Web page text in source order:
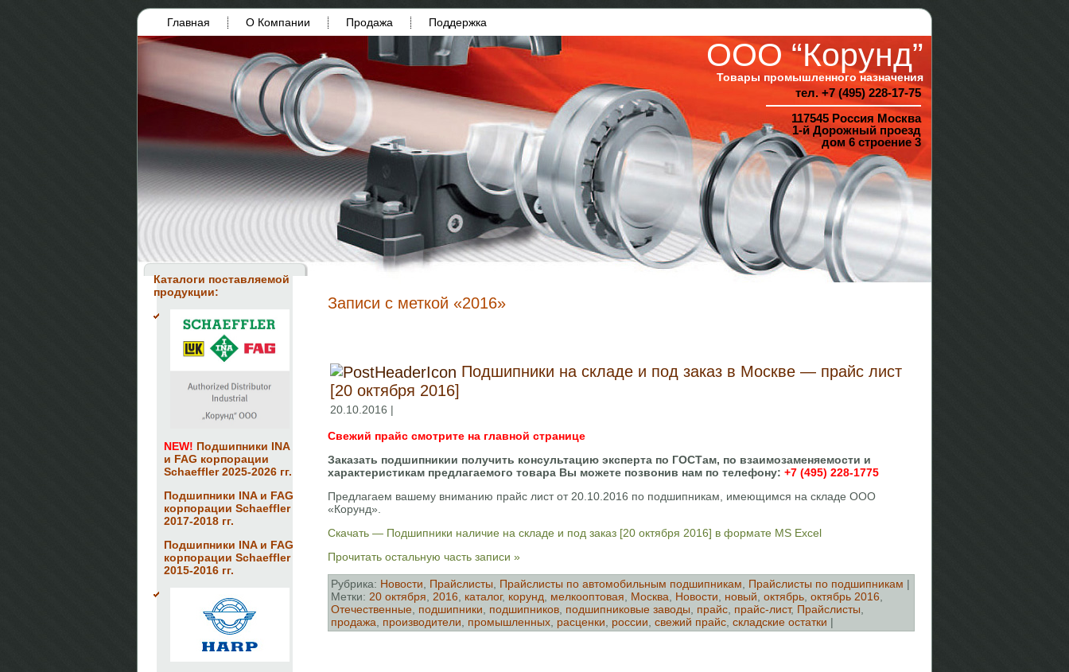
Главная О Компании Продажа Поддержка
ООО “Корунд”
Товары промышленного назначения
тел. +7 (495) 228-17-75
117545 Россия Москва
1-й Дорожный проезд
дом 6 строение 3
Каталоги поставляемой
продукции:
NEW! Подшипники INA
и FAG корпорации
Schaeffler 2025-2026 гг.
Подшипники INA и FAG
корпорации Schaeffler
2017-2018 гг.
Подшипники INA и FAG
корпорации Schaeffler
2015-2016 гг.
Записи с меткой «2016»
Подшипники на складе и под заказ в Москве — прайс лист
[20 октября 2016]
20.10.2016 |
Свежий прайс смотрите на главной странице
Заказать подшипникии получить консультацию эксперта по ГОСТам, по взаимозаменяемости и
характеристикам предлагаемого товара Вы можете позвонив нам по телефону: +7 (495) 228-1775
Предлагаем вашему вниманию прайс лист от 20.10.2016 по подшипникам, имеющимся на складе ООО
«Корунд».
Скачать — Подшипники наличие на складе и под заказ [20 октября 2016] в формате MS Excel
Прочитать остальную часть записи »
Рубрика: Новости, Прайслисты, Прайслисты по автомобильным подшипникам, Прайслисты по подшипникам |
Метки: 20 октября, 2016, каталог, корунд, мелкооптовая, Москва, Новости, новый, октябрь, октябрь 2016,
Отечественные, подшипники, подшипников, подшипниковые заводы, прайс, прайс-лист, Прайслисты,
продажа, производители, промышленных, расценки, россии, свежий прайс, складские остатки |